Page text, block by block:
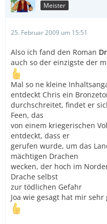
Meister
25. Februar 2009 um 15:51
Also ich fand den Roman
auch so der einzigste der
Mal so ne kleine
entdeckt Chris ein
durchschreitet, findet er
Feen, das
von einem kriegerischen
entdeckt, dass er
gerufen wurde, um das
mächtigen Drachen
wecken, der hoch im
Drache selbst
zur tödlichen Gefahr
Joa wie gesagt hat mir